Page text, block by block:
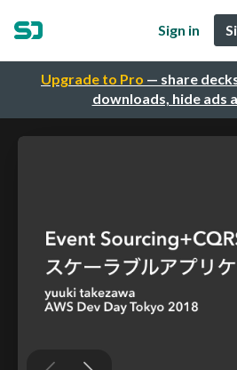
Upgrade to Pro — share
downloads, hide ads
Sign in